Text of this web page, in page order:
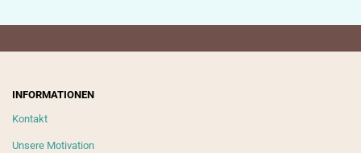
INFORMATIONEN
Kontakt
Unsere Motivation